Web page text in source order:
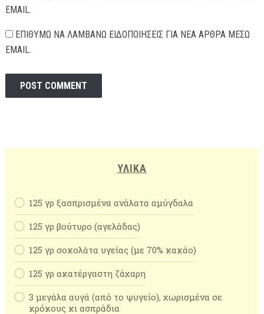
EMAIL.
ΕΠΙΘΥΜΏ ΝΑ ΛΑΜΒΆΝΩ ΕΙΔΟΠΟΙΉΣΕΙΣ ΓΙΑ ΝΈΑ ΆΡΘΡΑ ΜΈΣΩ
EMAIL.
ΥΛΙΚΆ
125 γρ ξασπρισμένα ανάλατα αμύγδαλα
125 γρ βούτυρο (αγελάδας)
125 γρ σοκολάτα υγείας (με 70% κακάο)
125 γρ ακατέργαστη ζάχαρη
3 μεγάλα αυγά (από το ψυγείο), χωρισμένα σε
κρόκους κι ασπράδια